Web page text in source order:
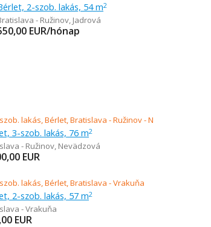
2-szob. lakás, 54 m2
- Ružinov, Jadrová
EUR/hónap
3-szob. lakás, 76 m2
- Ružinov, Nevädzová
EUR
2-szob. lakás, 57 m2
- Vrakuňa
EUR